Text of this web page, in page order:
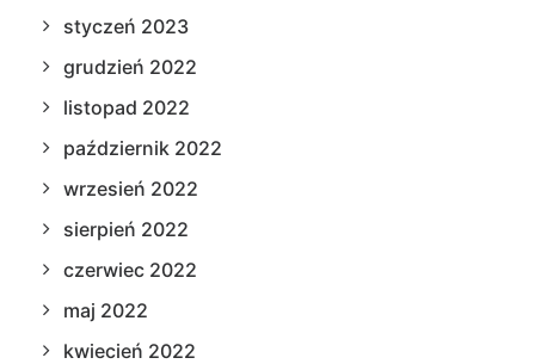
styczeń 2023
grudzień 2022
listopad 2022
październik 2022
wrzesień 2022
sierpień 2022
czerwiec 2022
maj 2022
kwiecień 2022